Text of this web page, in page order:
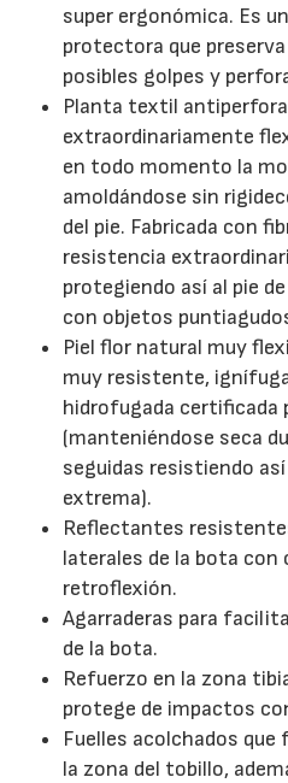
super ergonómica. Es
protectora que
posibles golpes y
Planta textil
extraordinariamente
en todo momento la
amoldándose sin
del pie. Fabricada con
resistencia
protegiendo así al pie
con objetos
Piel flor natural muy
muy resistente,
hidrofugada certificada
(manteniéndose seca
seguidas resistiendo así
extrema).
Reflectantes
laterales de la bota con
retroflexión.
Agarraderas para
de la bota.
Refuerzo en la zona
protege de impactos
Fuelles acolchados
la zona del tobillo,